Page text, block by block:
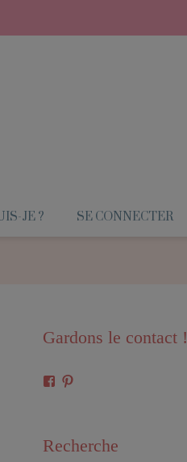
JE ? SE CONNECTER
Gardons le contact !
Voir
sur sur
Recherche